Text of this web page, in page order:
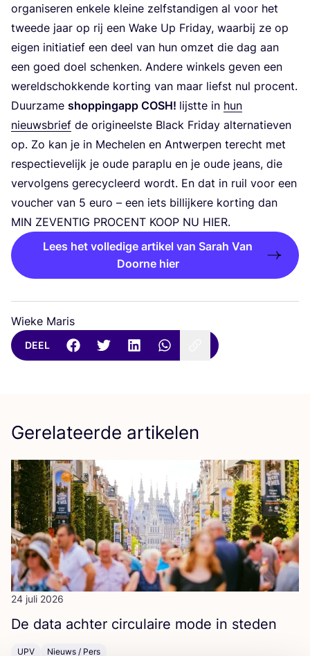
orga­ni­se­ren enke­le klei­ne zelf­stan­di­gen al voor het
twee­de jaar op rij een Wake Up Fri­day, waar­bij ze op
eigen ini­ti­a­tief een deel van hun omzet die dag aan
een goed doel schen­ken. Ande­re win­kels geven een
wereld­schok­ken­de kor­ting van maar liefst nul pro­cent.
Duur­za­me shop­pingapp COSH! lijst­te in hun
nieuws­brief de ori­gi­neel­ste Black Fri­day alter­na­tie­ven
op. Zo kan je in Meche­len en Ant­wer­pen terecht met
res­pec­tie­ve­lijk je oude para­plu en je oude jeans, die
ver­vol­gens gere­cy­cleerd wordt. En dat in ruil voor een
vou­cher van 5 euro – een iets bil­lij­ke­re kor­ting dan
MIN ZEVEN­TIG PRO­CENT KOOP NU HIER.
Lees het volledige artikel van Sarah Van
Doorne hier
Wieke Maris
DEEL
Gerelateerde artikelen
24 juli 2026
De data ach­ter cir­cu­lai­re mode in steden
UPV Nieuws / Pers